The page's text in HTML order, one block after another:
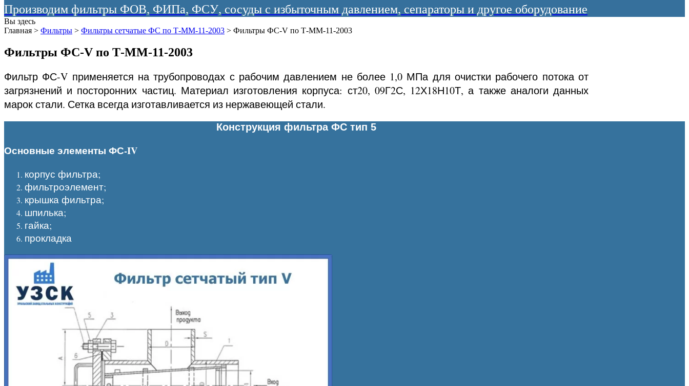
Производим фильтры ФОВ, ФИПа, ФСУ, сосуды с избыточным давлением, сепараторы и другое оборудование
Вы здесь
Главная > Фильтры > Фильтры сетчатые ФС по Т-ММ-11-2003 > Фильтры ФС-V по Т-ММ-11-2003
Фильтры ФС-V по Т-ММ-11-2003
Фильтр ФС-V применяется на трубопроводах с рабочим давлением не более 1,0 МПа для очистки рабочего потока от
загрязнений и посторонних частиц. Материал изготовления корпуса: ст20, 09Г2С, 12Х18Н10Т, а также аналоги данных
марок стали. Сетка всегда изготавливается из нержавеющей стали.
Конструкция фильтра ФС тип 5
Основные элементы ФС-IV
корпус фильтра;
фильтроэлемент;
крышка фильтра;
шпилька;
гайка;
прокладка